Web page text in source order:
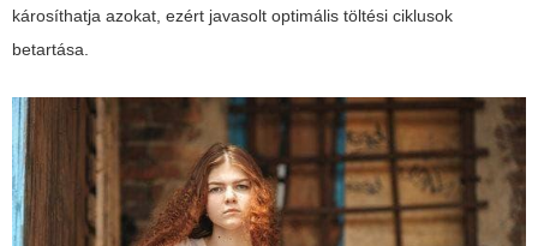
károsíthatja azokat, ezért javasolt optimális töltési ciklusok
betartása.